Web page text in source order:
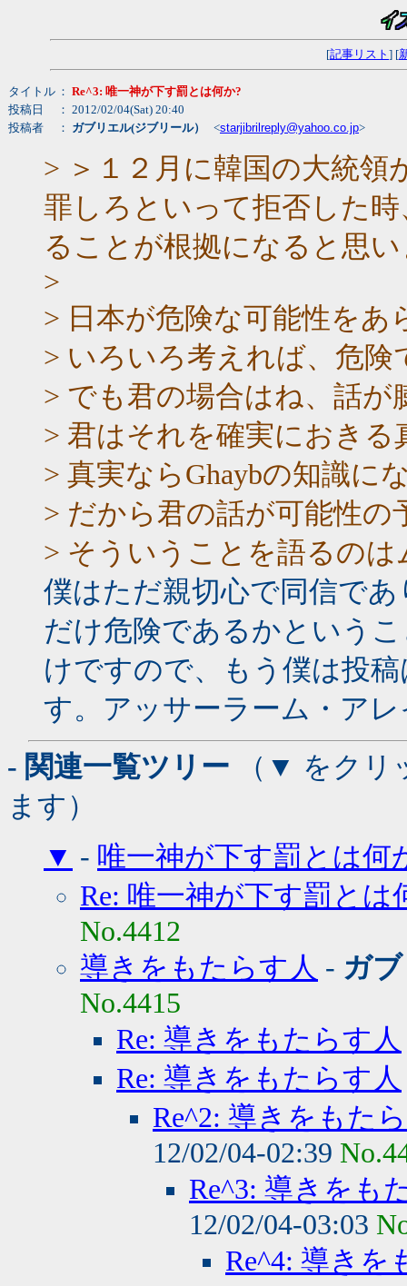
[記事リスト ] [
タイトル ： Re^3: 唯一神が下す罰とは何か?
投稿日
： 2012/02/04(Sat) 20:40
投稿者
： ガブリエル(ジブリール） <starjibrilreply@yahoo.co.jp>
> ＞１２月に韓国の大統領
罪しろといって拒否した
ることが根拠になると思
>
> 日本が危険な可能性をあ
> いろいろ考えれば、危険
> でも君の場合はね、話
> 君はそれを確実におき
> 真実ならGhaybの知識に
> だから君の話が可能性
> そういうことを語るの
僕はただ親切心で同信で
だけ危険であるかという
けですので、もう僕は投
す。アッサーラーム・ア
- 関連一覧ツリー （▼ をクリ
ます）
▼ - 唯一神が下す罰とは何
Re: 唯一神が下す罰とは
No.4412
導きをもたらす人 - ガ
No.4415
Re: 導きをもたらす人
Re: 導きをもたらす人
Re^2: 導きをもた
12/02/04-02:39
Re^3: 導きをも
12/02/04-03:03
Re^4: 導きを